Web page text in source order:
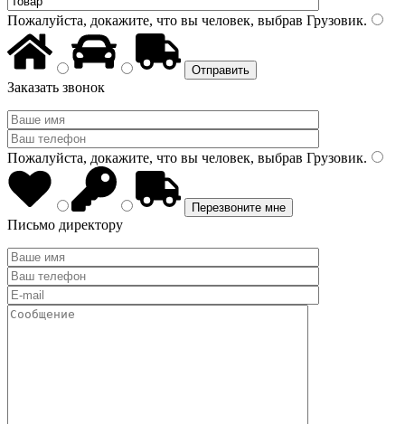
Пожалуйста, докажите, что вы человек, выбрав Грузовик.
Заказать звонок
Пожалуйста, докажите, что вы человек, выбрав Грузовик.
Письмо директору